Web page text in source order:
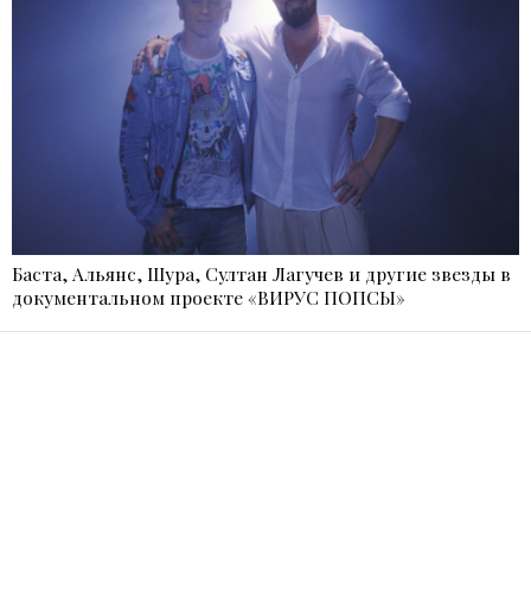
Баста, Альянс, Шура, Султан Лагучев и другие звезды в
документальном проекте «ВИРУС ПОПСЫ»